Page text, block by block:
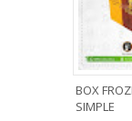
BOX
SIMPLE